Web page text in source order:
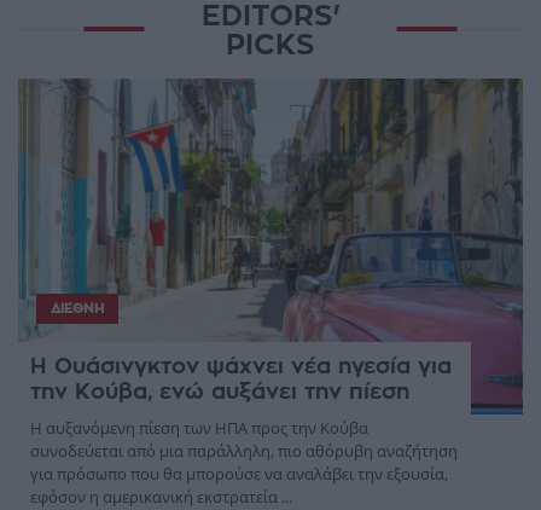
EDITORS'
PICKS
ΔΙΕΘΝΉ
Η Ουάσινγκτον ψάχνει νέα ηγεσία για
την Κούβα, ενώ αυξάνει την πίεση
Η αυξανόμενη πίεση των ΗΠΑ προς την Κούβα
συνοδεύεται από μια παράλληλη, πιο αθόρυβη αναζήτηση
για πρόσωπο που θα μπορούσε να αναλάβει την εξουσία,
εφόσον η αμερικανική εκστρατεία ...